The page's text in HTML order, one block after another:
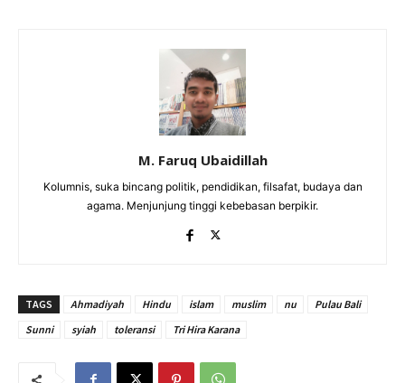
M. Faruq Ubaidillah
Kolumnis, suka bincang politik, pendidikan, filsafat, budaya dan
agama. Menjunjung tinggi kebebasan berpikir.
TAGS Ahmadiyah Hindu islam muslim nu
Pulau Bali
Sunni
syiah toleransi Tri Hira Karana